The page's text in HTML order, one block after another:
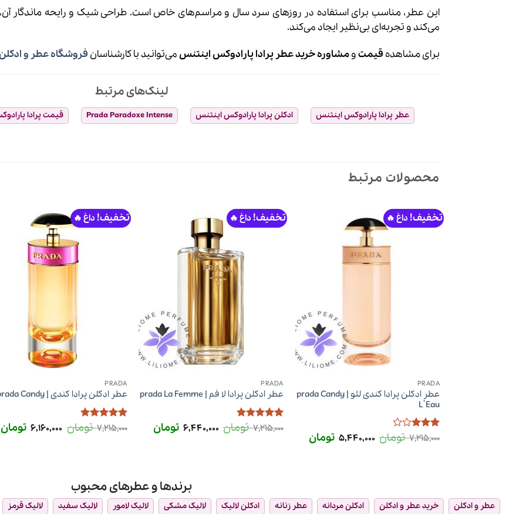
این عطر، مناسب برای استفاده در روزهای سرد سال و مراسم‌های خاص است. طراحی شیک و رایحه ماندگار
می‌کند و تجربه‌ای بی‌نظیر ایجاد می‌کند.
برای مشاهده قیمتومشاوره خرید عطر پرادا پارادوکس اینتنس می‌توانید با کارشناسان فروشگاه عطر و
لینک‌های مرتبط
عطر پرادا پارادوکس اینتنس ادکلن پرادا پارادوکس اینتنس Prada Paradoxe Intense قیمت پرادا
محصولات مرتبط
تخفیف!
PRADA
عطر ادکلن پرادا کندی لئو | prada Candy
L’Eau
امتیاز
7,215,000 تومان قیمت
اصلی
5,440,000 تومان
تخفیف!
PRADA
عطر ادکلن پرادا لا فم | prada La Femme
امتیاز5از7,215,000 تومان قیمت
اصلی
6,440,000 تومان
تخفیف!
PRADA
عطر ادکلن پرادا کندی | prada Candy
امتیاز5از7,215,000 تومان قیمت
اصلی
6,160,000 تومان
برندها و عطرهای محبوب
عطر و ادکلن خرید عطر و ادکلن ادکلن مردانه عطر زنانه ادکلن لالیک لالیک مشکی لالیک لامور لالیک سفید لالیک قرمز